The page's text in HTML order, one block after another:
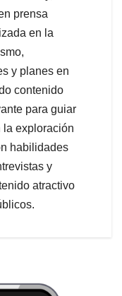
prensa
en la
y planes en
contenido
para guiar
la exploración
habilidades
y
atractivo